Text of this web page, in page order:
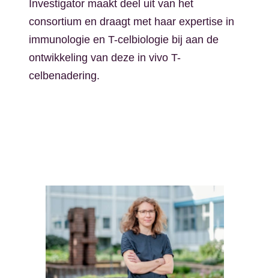
Investigator maakt deel uit van het
consortium en draagt met haar expertise in
immunologie en T-celbiologie bij aan de
ontwikkeling van deze in vivo T-
celbenadering.